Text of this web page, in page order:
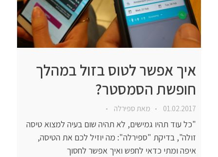
איך אפשר לטוס בזול במהלך
חופשת הסמסטר?
01.02.2017 מאתספירלה
"כל עוד תהיו גמישים, לא תהיה שום בעיה למצוא טיסה
זולה", בדיקת "ספירלה": מה יוזיל לכם את הטיסה,
איפה ומתי כדאי לחפש ואיך אפשר לחסוך